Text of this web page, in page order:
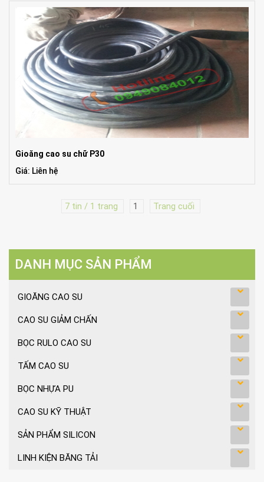
Gioăng cao su chữ P30
Giá: Liên hệ
7 tin / 1 trang 1 Trang cuối
DANH MỤC SẢN PHẨM
GIOĂNG CAO SU
CAO SU GIẢM CHẤN
BỌC RULO CAO SU
TẤM CAO SU
BỌC NHỰA PU
CAO SU KỸ THUẬT
SẢN PHẨM SILICON
LINH KIỆN BĂNG TẢI